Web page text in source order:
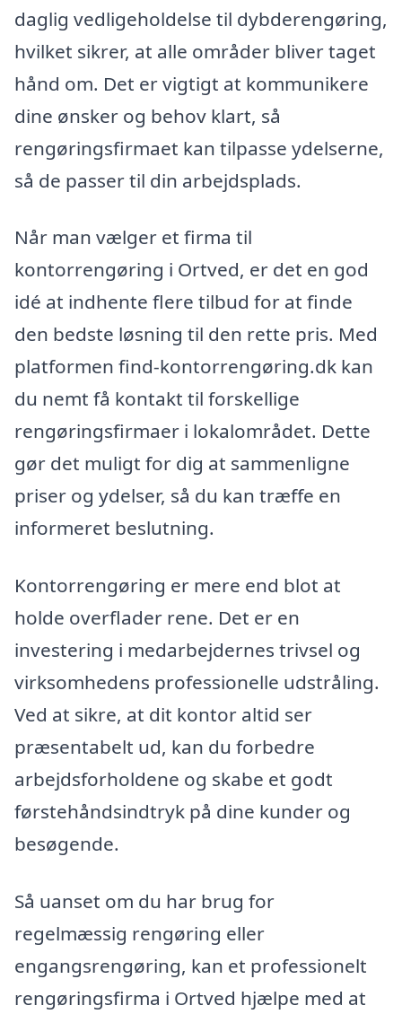
daglig vedligeholdelse til dybderengøring,
hvilket sikrer, at alle områder bliver taget
hånd om. Det er vigtigt at kommunikere
dine ønsker og behov klart, så
rengøringsfirmaet kan tilpasse ydelserne,
så de passer til din arbejdsplads.
Når man vælger et firma til
kontorrengøring i Ortved, er det en god
idé at indhente flere tilbud for at finde
den bedste løsning til den rette pris. Med
platformen find-kontorrengøring.dk kan
du nemt få kontakt til forskellige
rengøringsfirmaer i lokalområdet. Dette
gør det muligt for dig at sammenligne
priser og ydelser, så du kan træffe en
informeret beslutning.
Kontorrengøring er mere end blot at
holde overflader rene. Det er en
investering i medarbejdernes trivsel og
virksomhedens professionelle udstråling.
Ved at sikre, at dit kontor altid ser
præsentabelt ud, kan du forbedre
arbejdsforholdene og skabe et godt
førstehåndsindtryk på dine kunder og
besøgende.
Så uanset om du har brug for
regelmæssig rengøring eller
engangsrengøring, kan et professionelt
rengøringsfirma i Ortved hjælpe med at